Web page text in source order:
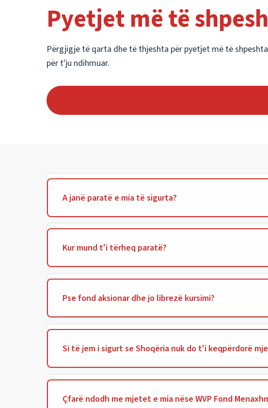
Pyetjet më të
Përgjigje të qarta dhe të thjeshta për pyetjet më të
për t'ju ndihmuar.
A janë paratë e mia të sigurta?
Kur mund t'i tërheq paratë?
Pse fond aksionar dhe jo librezë kursimi?
Si të jem i sigurt se Shoqëria nuk do t'i keqpërdorë
Çfarë ndodh me mjetet e mia nëse WVP Fond